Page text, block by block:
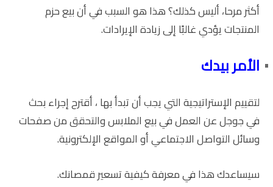
أكثر مرحا، أليس كذلك؟ هذا هو السبب في أن بيع حزم
المنتجات يؤدي غالبًا إلى زيادة الإيرادات.
الأمر بيدك
لتقييم الإستراتيجية التي يجب أن تبدأ بها ، أقترح إجراء بحث
في جوجل عن العمل في بيع الملابس والتحقق من صفحات
وسائل التواصل الاجتماعي أو المواقع الإلكترونية.
سيساعدك هذا في معرفة كيفية تسعير قمصانك.